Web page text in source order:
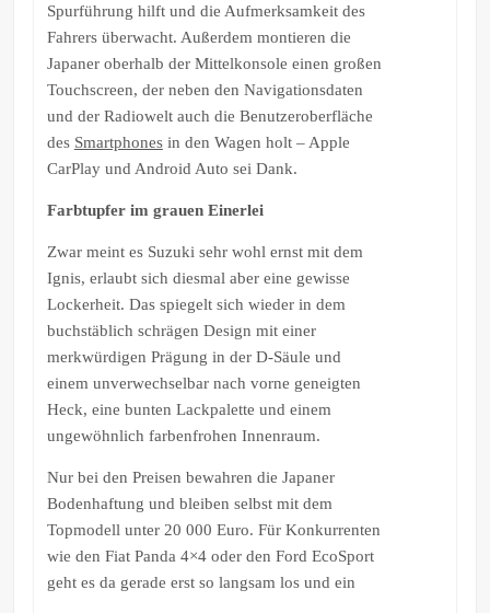
Spurführung hilft und die Aufmerksamkeit des
Fahrers überwacht. Außerdem montieren die
Japaner oberhalb der Mittelkonsole einen großen
Touchscreen, der neben den Navigationsdaten
und der Radiowelt auch die Benutzeroberfläche
des Smartphonesin den Wagen holt – Apple
CarPlay und Android Auto sei Dank.
Farbtupfer im grauen Einerlei
Zwar meint es Suzuki sehr wohl ernst mit dem
Ignis, erlaubt sich diesmal aber eine gewisse
Lockerheit. Das spiegelt sich wieder in dem
buchstäblich schrägen Design mit einer
merkwürdigen Prägung in der D-Säule und
einem unverwechselbar nach vorne geneigten
Heck, eine bunten Lackpalette und einem
ungewöhnlich farbenfrohen Innenraum.
Nur bei den Preisen bewahren die Japaner
Bodenhaftung und bleiben selbst mit dem
Topmodell unter 20 000 Euro. Für Konkurrenten
wie den Fiat Panda 4×4 oder den Ford EcoSport
geht es da gerade erst so langsam los und ein